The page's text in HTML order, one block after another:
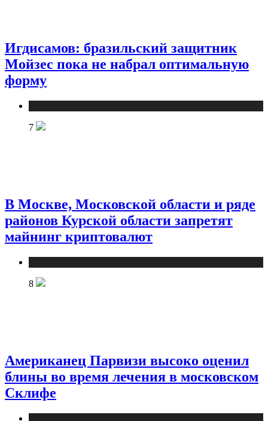
Игдисамов: бразильский защитник
Мойзес пока не набрал оптимальную
форму
7
В Москве, Московской области и ряде
районов Курской области запретят
майнинг криптовалют
8
Американец Парвизи высоко оценил
блины во время лечения в московском
Склифе